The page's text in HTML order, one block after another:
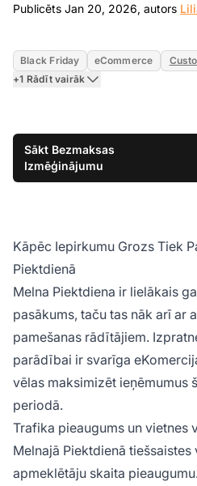
Publicēts Jan 20, 2026, autors
Black Friday eCommerce
+1 Rādīt vairāk
Sākt Bezmaksas
Izmēģinājumu
Kāpēc Iepirkumu Grozs Tiek
Piektdienā
Melna Piektdiena ir lielākais
pasākums, taču tas nāk arī ar
pamešanas rādītājiem.
parādībai ir svarīga
vēlas maksimizēt ieņēmumus
periodā.
Trafika pieaugums un vietnes
Melnajā Piektdienā
apmeklētāju skaita